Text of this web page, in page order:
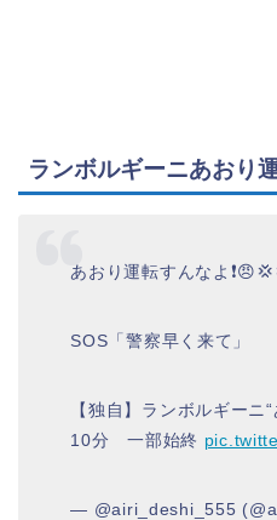
ランボルギーニあおり
あおり運転すんなよ
SOS「警察早く来て」
【独自】ランボルギーニ
10分 一部始終
— @airi_deshi_555